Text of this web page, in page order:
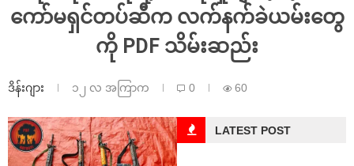
ကော်မရှင်တပ်ဆီက လက်နက်ခဲယမ်းတွေ
ကို PDF သိမ်းဆည်း
ဒိန်းဂျား ၁၂ လ အကြာက 0 60
LATEST POST